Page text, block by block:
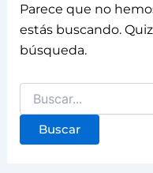
Parece que no
estás buscando.
búsqueda.